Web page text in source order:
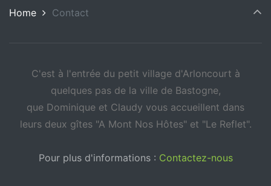
Home Contact
C'est à l'entrée du petit village d'Arloncourt à
quelques pas de la ville de Bastogne,
que Dominique et Claudy vous accueillent dans
leurs deux gîtes "A Mont Nos Hôtes" et "Le Reflet".
Pour plus d'informations : Contactez-nous